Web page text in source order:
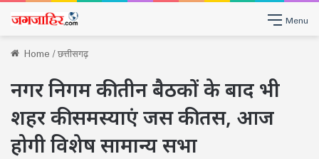
Menu
Home/छत्तीसगढ़
नगर निगम की तीन बैठकों के बाद भी
शहर की समस्याएं जस की तस, आज
होगी विशेष सामान्य सभा